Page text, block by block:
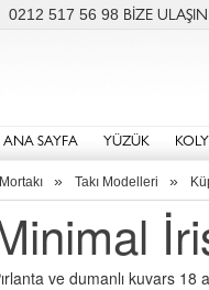
0212 517 56 98 BİZE ULAŞIN
ANA SAYFA YÜZÜK
Mortakı » Takı Modelleri »
ve dumanlı kuvars 18